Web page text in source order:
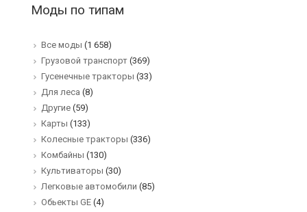
Моды по типам
Все моды (1 658)
Грузовой транспорт (369)
Гусенечные тракторы (33)
Для леса (8)
Другие (59)
Карты (133)
Колесные тракторы (336)
Комбайны (130)
Культиваторы (30)
Легковые автомобили (85)
Обьекты GE (4)